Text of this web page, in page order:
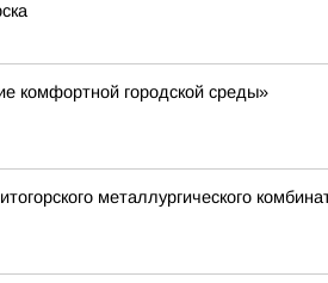
комфортной городской среды»
металлургического